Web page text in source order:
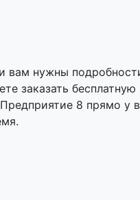
вам нужны
заказать бесплатную
8 прямо у